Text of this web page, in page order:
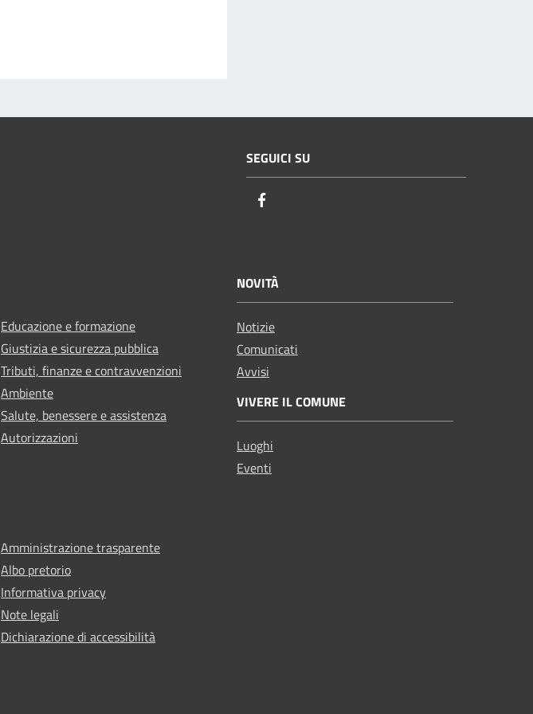
SEGUICI SU
Educazione e formazione
Giustizia e sicurezza pubblica
Tributi, finanze e contravvenzioni
Ambiente
Salute, benessere e assistenza
Autorizzazioni
NOVITÀ
Notizie
Comunicati
Avvisi
VIVERE IL COMUNE
Luoghi
Eventi
Amministrazione trasparente
Albo pretorio
Informativa privacy
Note legali
Dichiarazione di accessibilità